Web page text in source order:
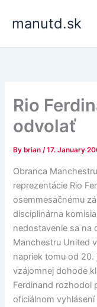
manutd.sk
Rio
odvolať
By brian/17. January
Obranca
reprezentácie Rio
osemmesačnému
disciplinárna
nedostavenie sa na
Manchestru United
napriek tomu od 20.
vzájomnej dohode
Ferdinand rozhodol
oficiálnom vyhlásení